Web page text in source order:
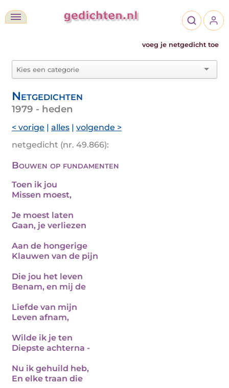
voeg je netgedicht toe
Netgedichten
1979 - heden
< vorige | alles | volgende >
netgedicht (nr. 49.866):
Bouwen op fundamenten
Toen ik jou
Missen moest,
Je moest laten
Gaan, je verliezen
Aan de hongerige
Klauwen van de pijn
Die jou het leven
Benam, en mij de
Liefde van mijn
Leven afnam,
Wilde ik je ten
Diepste achterna -
Nu ik gehuild heb,
En elke traan die